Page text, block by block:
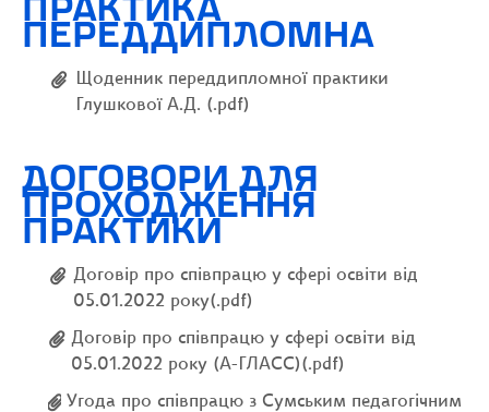
ПРАКТИКА
ПЕРЕДДИПЛОМНА
Щоденник переддипломної практики
Глушкової А.Д. (.pdf)
ДОГОВОРИ ДЛЯ
ПРОХОДЖЕННЯ
ПРАКТИКИ
Договір про співпрацю у сфері освіти від
05.01.2022 року(.pdf)
Договір про співпрацю у сфері освіти від
05.01.2022 року (А-ГЛАСС)(.pdf)
Угода про співпрацю з Сумським педагогічним